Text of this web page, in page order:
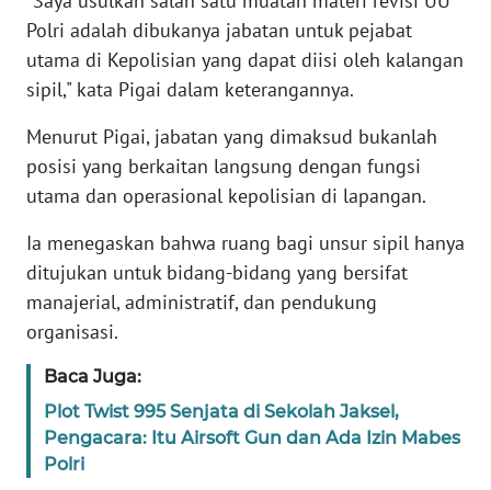
Polri adalah dibukanya jabatan untuk pejabat
utama di Kepolisian yang dapat diisi oleh kalangan
sipil," kata Pigai dalam keterangannya.
Menurut Pigai, jabatan yang dimaksud bukanlah
posisi yang berkaitan langsung dengan fungsi
utama dan operasional kepolisian di lapangan.
Ia menegaskan bahwa ruang bagi unsur sipil hanya
ditujukan untuk bidang-bidang yang bersifat
manajerial, administratif, dan pendukung
organisasi.
Baca Juga:
Plot Twist 995 Senjata di Sekolah Jaksel,
Pengacara: Itu Airsoft Gun dan Ada Izin Mabes
Polri
KARIR
DISCLAIMER
Wahana
News
Regional
WN
SUMUT
WN
WN
JABAR